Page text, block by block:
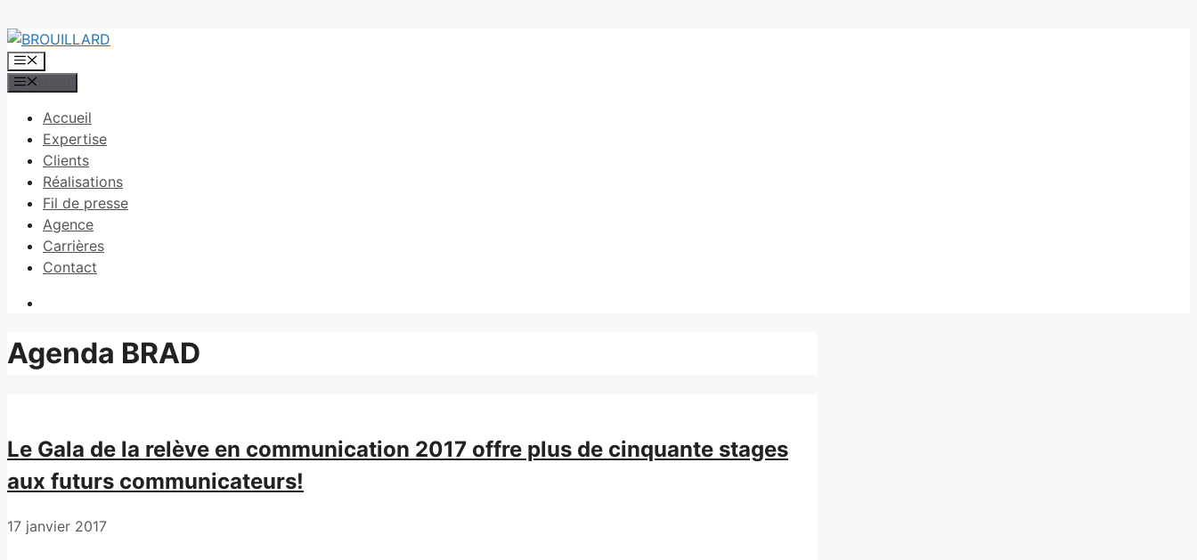
Aller
au
contenu
Menu
Accueil
Expertise
Clients
Réalisations
Fil de presse
Agence
Carrières
Contact
Agenda BRAD
Le Gala de la relève en communication 2017 offre plus de cinquante stages
aux futurs communicateurs!
17 janvier 2017